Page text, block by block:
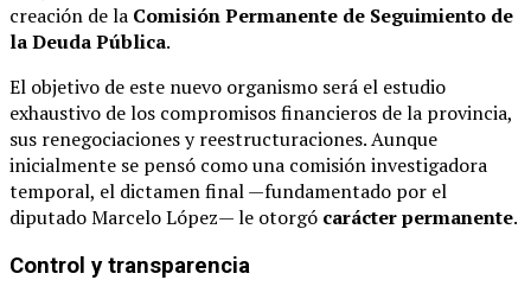
creación de la Comisión Permanente de Seguimiento de
la Deuda Pública.
El objetivo de este nuevo organismo será el estudio
exhaustivo de los compromisos financieros de la provincia,
sus renegociaciones y reestructuraciones. Aunque
inicialmente se pensó como una comisión investigadora
temporal, el dictamen final —fundamentado por el
diputado Marcelo López— le otorgó carácter permanente.
Control y transparencia